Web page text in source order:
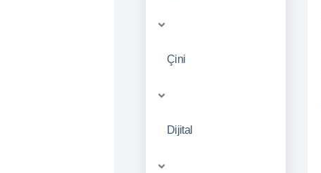
Çini
Dijital